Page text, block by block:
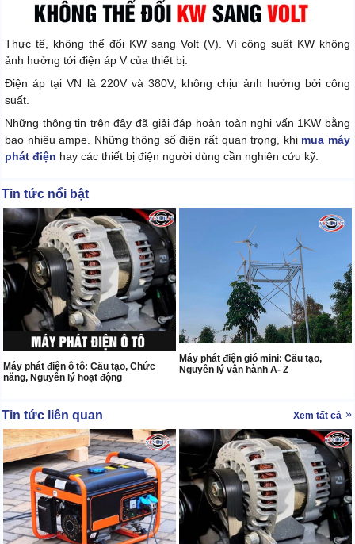
Thực tế, không thể đổi KW sang Volt (V). Vì công suất KW không
ảnh hưởng tới điện áp V của thiết bị.
Điện áp tại VN là 220V và 380V, không chịu ảnh hưởng bởi công
suất.
Những thông tin trên đây đã giải đáp hoàn toàn nghi vấn 1KW bằng
bao nhiêu ampe. Những thông số điện rất quan trọng, khi mua máy
phát điện hay các thiết bị điện người dùng cần nghiên cứu kỹ.
Tin tức nổi bật
Máy phát điện ô tô: Cấu tạo, Chức
năng, Nguyên lý hoạt động
Máy phát điện gió mini: Cấu tạo,
Nguyên lý vận hành A- Z
Tin tức liên quan Xem tất cả